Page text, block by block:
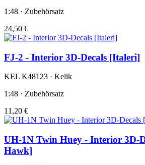
1:48 · Zubehörsatz
24,50 €
FJ-2 - Interior 3D-Decals [Italeri]
KEL K48123 · Kelik
1:48 · Zubehörsatz
11,20 €
UH-1N Twin Huey - Interior 3D-
Hawk]